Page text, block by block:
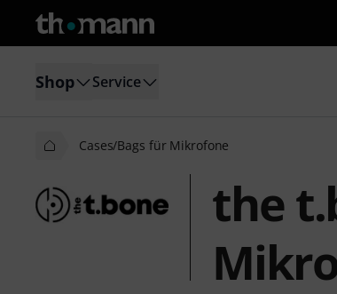
Shop Service
Cases/Bags für Mikrofone
the